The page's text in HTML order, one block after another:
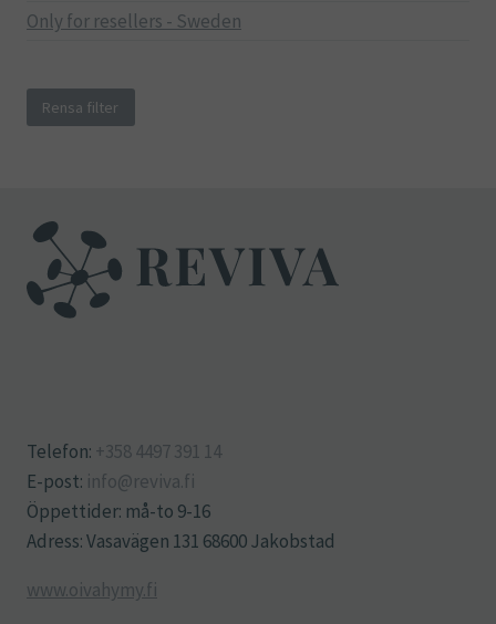
Only for resellers - Sweden
Rensa filter
Telefon: +358 4497 391 14
E-post: info@reviva.fi
Öppettider: må-to 9-16
Adress: Vasavägen 131 68600 Jakobstad
www.oivahymy.fi